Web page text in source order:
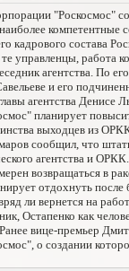
"Роскосмос"
компетентные
кадрового состава
управленцы, работа
агентства. По
и его
агентства Денисе
планирует
выходцев из
сообщил, что
агентства и
возвращаться в
отдохнуть
ли вернется на
Остапенко как
вице-премьер
о создании